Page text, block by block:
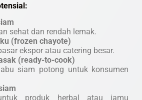
sehat dan rendah lemak.
(frozen chayote)
ekspor atau catering besar.
(ready-to-cook)
siam potong untuk konsumen
produk herbal atau jamu